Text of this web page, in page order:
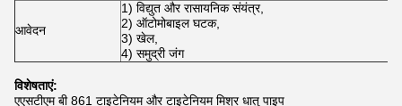
आवेदन
1) विद्युत और रासायनिक संयंत्र,
2) ऑटोमोबाइल घटक,
3) खेल,
4) समुद्री जंग
विशेषताएं:
एएसटीएम बी 861 टाइटेनियम और टाइटेनियम मिश्र धातु पाइप